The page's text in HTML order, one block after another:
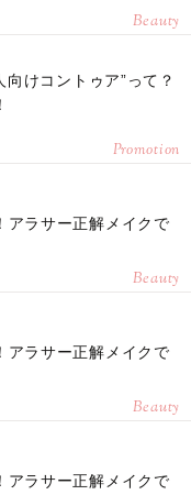
Beauty
けコントゥア”って？
Promotion
アラサー正解メイクで
Beauty
アラサー正解メイクで
Beauty
アラサー正解メイクで